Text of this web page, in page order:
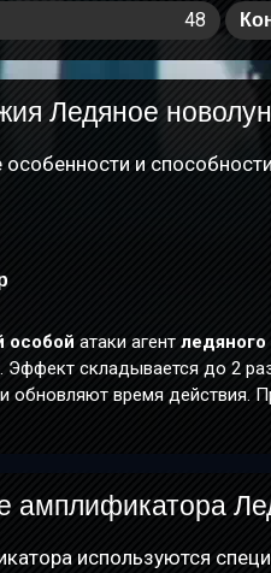
48
Ледяное
и
особой атаки агент ледяного
Эффект складывается до 2
обновляют время действия.
дополнительно повышается
амплификатора
используются